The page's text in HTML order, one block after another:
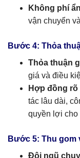
Không phí
vận chuyển
Bước 4: Thỏa
Thỏa thuận
giá và điều
Hợp đồng rõ
tác lâu dài,
quyền lợi cho
Bước 5: Thu gom
Đội ngũ